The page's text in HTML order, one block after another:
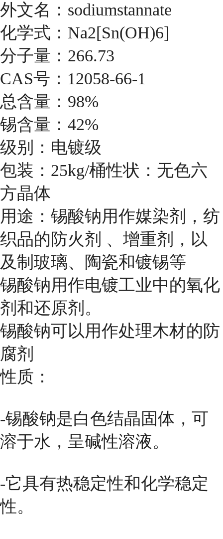
外文名：sodiumstannate
化学式：Na2[Sn(OH)6]
分子量：266.73
CAS号：12058-66-1
总含量：98%
锡含量：42%
级别：电镀级
包装：25kg/桶性状：无色六
方晶体
用途：锡酸钠用作媒染剂，纺
织品的防火剂 、增重剂，以
及制玻璃、陶瓷和镀锡等
锡酸钠用作电镀工业中的氧化
剂和还原剂。
锡酸钠可以用作处理木材的防
腐剂
性质：
-锡酸钠是白色结晶固体，可
溶于水，呈碱性溶液。
-它具有热稳定性和化学稳定
性。